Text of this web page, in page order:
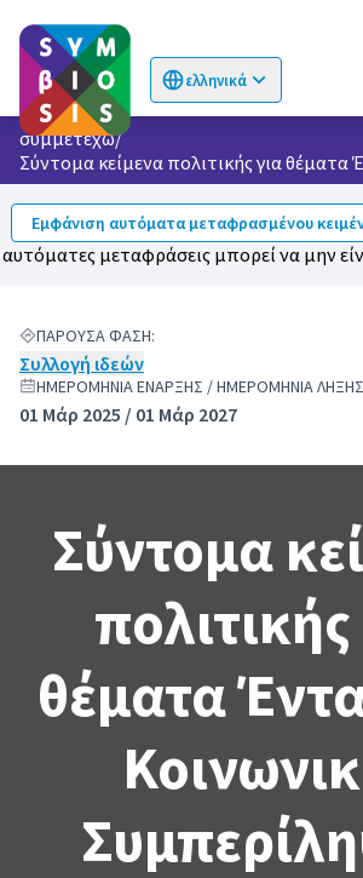
ελληνικά
Choose language Επιλογή
συμμετέχω/
Σύντομα κείμενα πολιτικής για
Εμφάνιση αυτόματα μεταφρασμένου
αυτόματες μεταφράσεις μπορεί να μην
ΠΑΡΟΎΣΑ ΦΆΣΗ:
Συλλογή ιδεών
ΗΜΕΡΟΜΗΝΊΑ ΈΝΑΡΞΗΣ / ΗΜΕΡΟΜΗΝΊΑ ΛΉΞΗΣ
01 Μάρ 2025 / 01 Μάρ 2027
Σύντομα
θέματα